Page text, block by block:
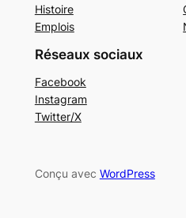
Histoire
Emplois
Réseaux sociaux
Facebook
Instagram
Twitter/X
Conçu avec WordPress